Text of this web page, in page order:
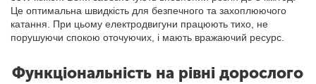
Це оптимальна швидкість для безпечного та захоплюючого
катання. При цьому електродвигуни працюють тихо, не
порушуючи спокою оточуючих, і мають вражаючий ресурс.
Функціональність на рівні дорослого